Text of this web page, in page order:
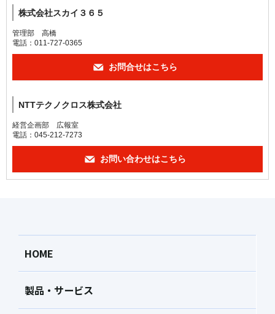
株式会社スカイ３６５
管理部 高橋
電話：011-727-0365
お問合せはこちら
NTTテクノクロス株式会社
経営企画部 広報室
電話：045-212-7273
お問い合わせはこちら
HOME
製品・サービス